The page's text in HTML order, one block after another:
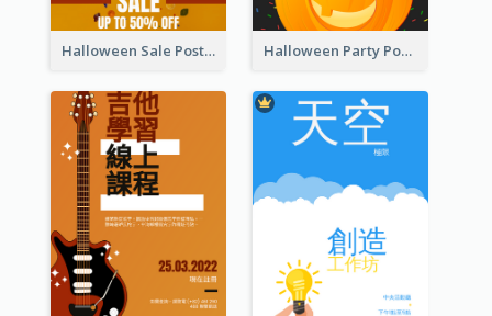
Halloween Sale Poster Halloween Party Poster